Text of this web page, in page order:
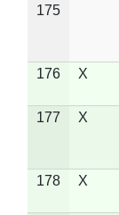
175
176 X
177
X
178 X